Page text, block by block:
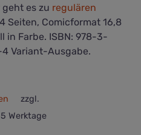
geht es zu regulären
Seiten, Comicformat 16,8
in Farbe. ISBN: 978-3-
Variant-Ausgabe.
zzgl.
Werktage